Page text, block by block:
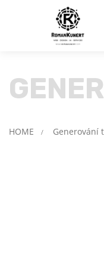
HOME / Generování